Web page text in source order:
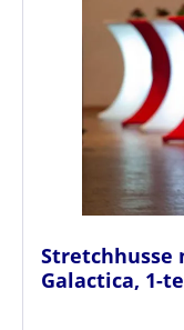
Stretchhusse
Galactica, 1-